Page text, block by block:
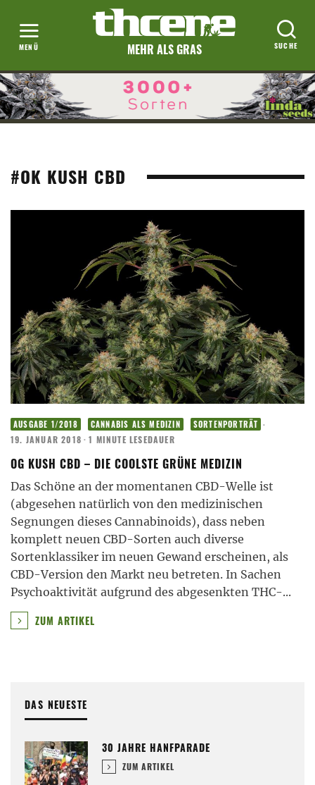
MEHR ALS GRAS
#OK KUSH CBD
AUSGABE 1/2018 CANNABIS ALS MEDIZIN SORTENPORTRÄT ·
19. JANUAR 2018 · 1 MINUTE LESEDAUER
OG KUSH CBD – DIE COOLSTE GRÜNE MEDIZIN
Das Schöne an der momentanen CBD-Welle ist
(abgesehen natürlich von den medizinischen
Segnungen dieses Cannabinoids), dass neben
komplett neuen CBD-Sorten auch diverse
Sortenklassiker im neuen Gewand erscheinen, als
CBD-Version den Markt neu betreten. In Sachen
Psychoaktivität aufgrund des abgesenkten THC-...
ZUM ARTIKEL
DAS NEUESTE
30 JAHRE HANFPARADE
ZUM ARTIKEL